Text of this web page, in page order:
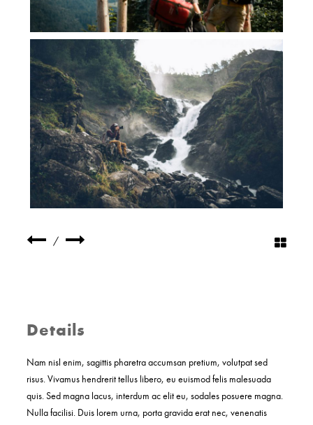
/
Details
Nam nisl enim, sagittis pharetra accumsan pretium, volutpat sed
risus. Vivamus hendrerit tellus libero, eu euismod felis malesuada
quis. Sed magna lacus, interdum ac elit eu, sodales posuere magna.
Nulla facilisi. Duis lorem urna, porta gravida erat nec, venenatis